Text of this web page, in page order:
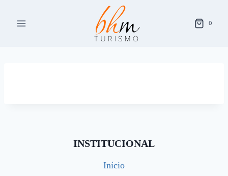
para
0
INSTITUCIONAL
Início